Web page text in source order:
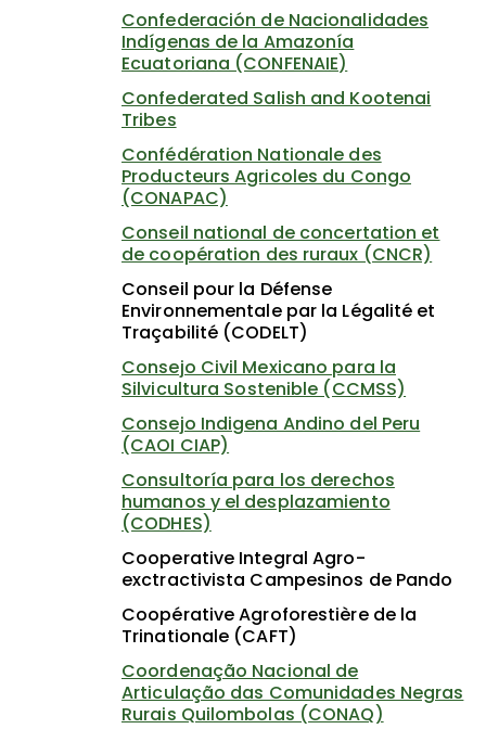
Confederación de Nacionalidades
Indígenas de la Amazonía
Ecuatoriana (CONFENAIE)
Confederated Salish and Kootenai
Tribes
Confédération Nationale des
Producteurs Agricoles du Congo
(CONAPAC)
Conseil national de concertation et
de coopération des ruraux (CNCR)
Conseil pour la Défense
Environnementale par la Légalité et
Traçabilité (CODELT)
Consejo Civil Mexicano para la
Silvicultura Sostenible (CCMSS)
Consejo Indigena Andino del Peru
(CAOI CIAP)
Consultoría para los derechos
humanos y el desplazamiento
(CODHES)
Cooperative Integral Agro-
exctractivista Campesinos de Pando
Coopérative Agroforestière de la
Trinationale (CAFT)
Coordenação Nacional de
Articulação das Comunidades Negras
Rurais Quilombolas (CONAQ)